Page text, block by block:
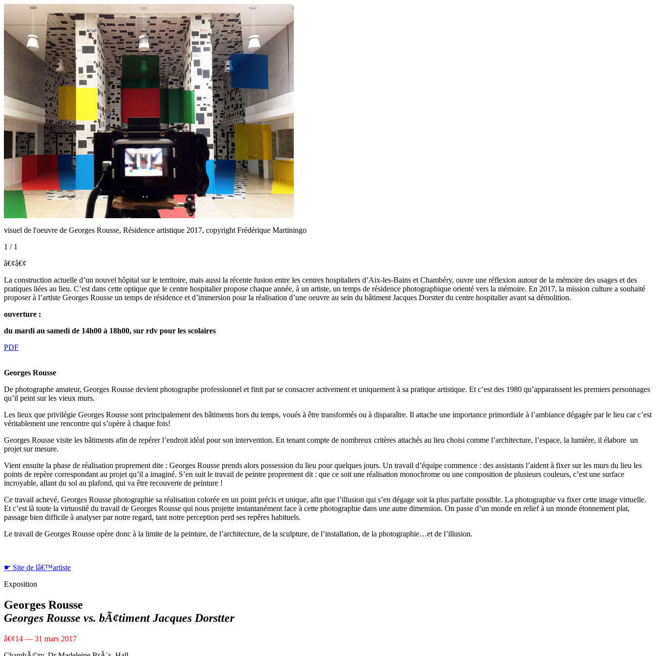
visuel de l'oeuvre de Georges Rousse, Résidence artistique 2017, copyright Frédérique Martiningo
1 / 1
â€¢â€¢
La construction actuelle d’un nouvel hôpital sur le territoire, mais aussi la récente fusion entre les centres hospitaliers d’Aix-les-Bains et Chambéry, ouvre une réflexion autour de la mémoire des usages et des
pratiques liées au lieu. C’est dans cette optique que le centre hospitalier propose chaque année, à un artiste, un temps de résidence photographique orienté vers la mémoire. En 2017, la mission culture a souhaité
proposer à l’artiste Georges Rousse un temps de résidence et d’immersion pour la réalisation d’une oeuvre au sein du bâtiment Jacques Dorstter du centre hospitalier avant sa démolition.
ouverture :
du mardi au samedi de 14h00 à 18h00, sur rdv pour les scolaires
PDF
Georges Rousse
De photographe amateur, Georges Rousse devient photographe professionnel et finit par se consacrer activement et uniquement à sa pratique artistique. Et c’est des 1980 qu’apparaissent les premiers personnages
qu’il peint sur les vieux murs.
Les lieux que privilégie Georges Rousse sont principalement des bâtiments hors du temps, voués à être transformés ou à disparaître. Il attache une importance primordiale à l’ambiance dégagée par le lieu car c’est
véritablement une rencontre qui s’opère à chaque fois!
Georges Rousse visite les bâtiments afin de repérer l’endroit idéal pour son intervention. En tenant compte de nombreux critères attachés au lieu choisi comme l’architecture, l’espace, la lumière, il élabore un
projet sur mesure.
Vient ensuite la phase de réalisation proprement dite : Georges Rousse prends alors possession du lieu pour quelques jours. Un travail d’équipe commence : des assistants l’aident à fixer sur les murs du lieu les
points de repère correspondant au projet qu’il a imaginé. S’en suit le travail de peintre proprement dit : que ce soit une réalisation monochrome ou une composition de plusieurs couleurs, c’est une surface
incroyable, allant du sol au plafond, qui va être recouverte de peinture !
Ce travail achevé, Georges Rousse photographie sa réalisation colorée en un point précis et unique, afin que l’illusion qui s’en dégage soit la plus parfaite possible. La photographie va fixer cette image virtuelle.
Et c’est là toute la virtuosité du travail de Georges Rousse qui nous projette instantanément face à cette photographie dans une autre dimension. On passe d’un monde en relief à un monde étonnement plat,
passage bien difficile à analyser par notre regard, tant notre perception perd ses repères habituels.
Le travail de Georges Rousse opère donc à la limite de la peinture, de l’architecture, de la sculpture, de l’installation, de la photographie…et de l’illusion.
☛ Site de lâ€™artiste
Exposition
Georges Rousse
Georges Rousse vs. bÃ¢timent Jacques Dorstter
â€¢14 — 31 mars 2017